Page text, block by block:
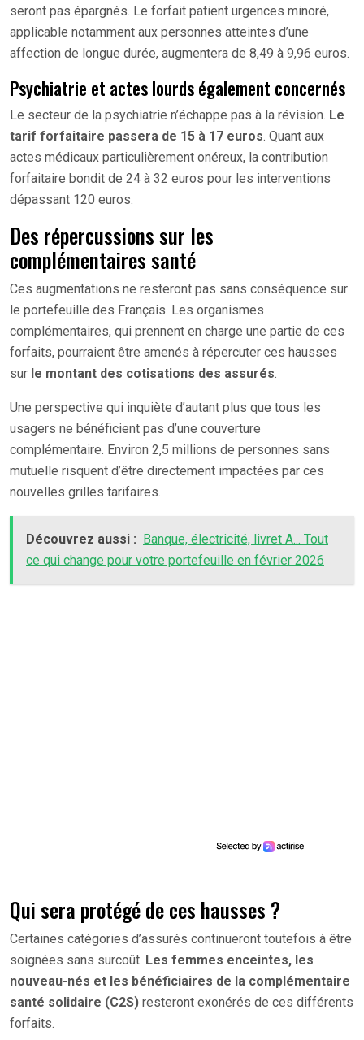
seront pas épargnés. Le forfait patient urgences minoré,
applicable notamment aux personnes atteintes d’une
affection de longue durée, augmentera de 8,49 à 9,96 euros.
Psychiatrie et actes lourds également concernés
Le secteur de la psychiatrie n’échappe pas à la révision. Le
tarif forfaitaire passera de 15 à 17 euros. Quant aux
actes médicaux particulièrement onéreux, la contribution
forfaitaire bondit de 24 à 32 euros pour les interventions
dépassant 120 euros.
Des répercussions sur les
complémentaires santé
Ces augmentations ne resteront pas sans conséquence sur
le portefeuille des Français. Les organismes
complémentaires, qui prennent en charge une partie de ces
forfaits, pourraient être amenés à répercuter ces hausses
sur le montant des cotisations des assurés.
Une perspective qui inquiète d’autant plus que tous les
usagers ne bénéficient pas d’une couverture
complémentaire. Environ 2,5 millions de personnes sans
mutuelle risquent d’être directement impactées par ces
nouvelles grilles tarifaires.
Découvrez aussi : Banque, électricité, livret A... Tout
ce qui change pour votre portefeuille en février 2026
Qui sera protégé de ces hausses ?
Certaines catégories d’assurés continueront toutefois à être
soignées sans surcoût. Les femmes enceintes, les
nouveau-nés et les bénéficiaires de la complémentaire
santé solidaire (C2S) resteront exonérés de ces différents
forfaits.